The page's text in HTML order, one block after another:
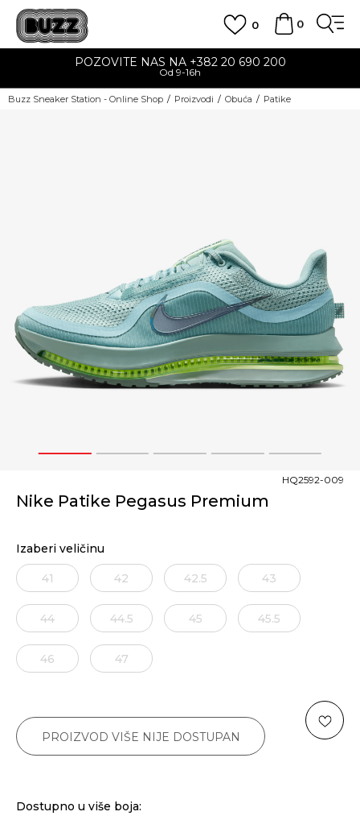
0
0
POZOVITE NAS NA +382 20 690 200
Od 9-16h
Buzz Sneaker Station - Online Shop Proizvodi Obuća Patike
1 2 3 4 5
Nike Patike Pegasus Premium
HQ2592-009
Izaberi veličinu
41 42 42.5 43
44 44.5 45 45.5
46 47
PROIZVOD VIŠE NIJE DOSTUPAN
Dostupno u više boja: